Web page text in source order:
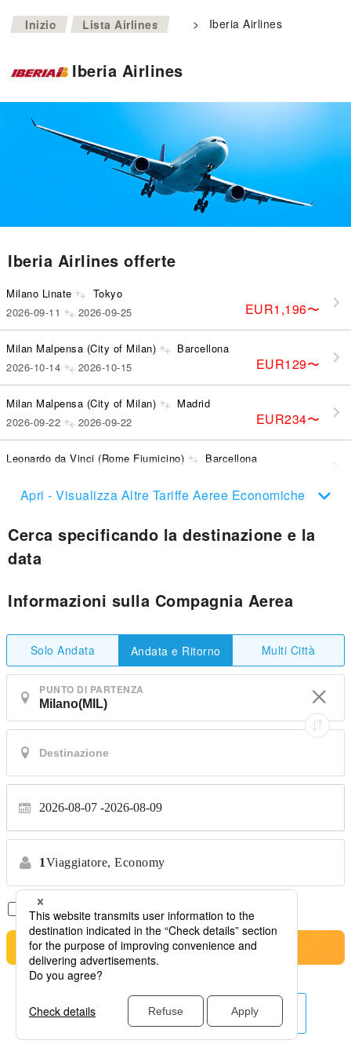
Inizio >
Lista Airlines > Iberia Airlines
Iberia Airlines
Iberia Airlines offerte
Milano Linate Tokyo
EUR1,196〜
2026-09-11 2026-09-25
Milan Malpensa (City of Milan) Barcellona
EUR129〜
2026-10-14 2026-10-15
Milan Malpensa (City of Milan) Madrid
EUR234〜
2026-09-22 2026-09-22
Leonardo da Vinci (Rome Fiumicino) Barcellona
Apri - Visualizza Altre Tariffe Aeree Economiche
Cerca specificando la destinazione e la
data
Informazioni sulla Compagnia Aerea
Solo Andata Andata e Ritorno Multi Città
PUNTO DI PARTENZA
2026-08-07 2026-08-09
1Viaggiatore, Economy
Solo Voli Diretti *Nessun trasferimento
Cerca
Altre linee aeree qui.